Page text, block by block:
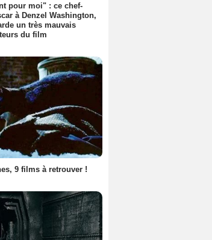
pour moi" : ce chef-
à Denzel Washington,
un très mauvais
du film
9 films à retrouver !